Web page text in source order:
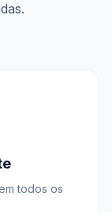
todos os